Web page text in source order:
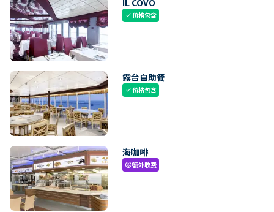
check价格包含
露台自助餐
check价格包含
海咖啡
paid额外收费